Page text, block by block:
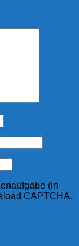
(in
CAPTCHA.